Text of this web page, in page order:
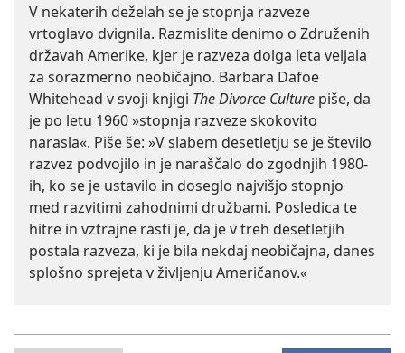
V nekaterih deželah se je stopnja razveze
vrtoglavo dvignila. Razmislite denimo o Združenih
državah Amerike, kjer je razveza dolga leta veljala
za sorazmerno neobičajno. Barbara Dafoe
Whitehead v svoji knjigi The Divorce Culture piše, da
je po letu 1960 »stopnja razveze skokovito
narasla«. Piše še: »V slabem desetletju se je število
razvez podvojilo in je naraščalo do zgodnjih 1980-
ih, ko se je ustavilo in doseglo najvišjo stopnjo
med razvitimi zahodnimi družbami. Posledica te
hitre in vztrajne rasti je, da je v treh desetletjih
postala razveza, ki je bila nekdaj neobičajna, danes
splošno sprejeta v življenju Američanov.«